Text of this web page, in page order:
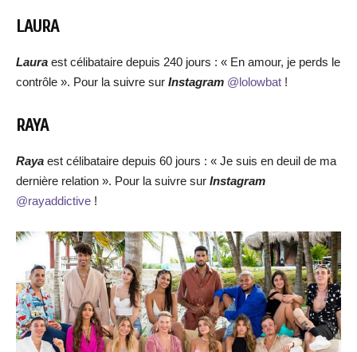
LAURA
Laura est célibataire depuis 240 jours : « En amour, je perds le
contrôle ». Pour la suivre sur Instagram @lolowbat !
RAYA
Raya est célibataire depuis 60 jours : « Je suis en deuil de ma
dernière relation ». Pour la suivre sur Instagram
@rayaddictive !